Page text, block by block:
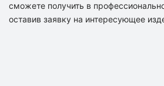
сможете получить в
оставив заявку на интересующее